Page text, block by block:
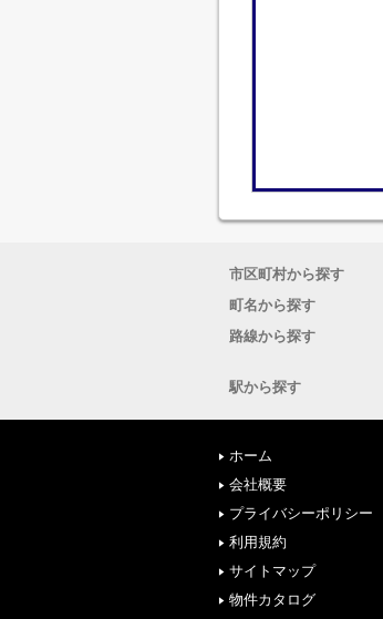
市区町村から探す
町名から探す
路線から探す
駅から探す
ホーム
会社概要
プライバシーポリシー
利用規約
サイトマップ
物件カタログ